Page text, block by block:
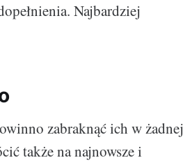
Najbardziej
zabraknąć ich w żadnej
także na najnowsze i